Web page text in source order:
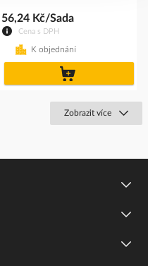
Cena s DPH
56,24 Kč/Sada
K objednání
Zobrazit více